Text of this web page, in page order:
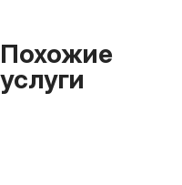
Похожие
услуги